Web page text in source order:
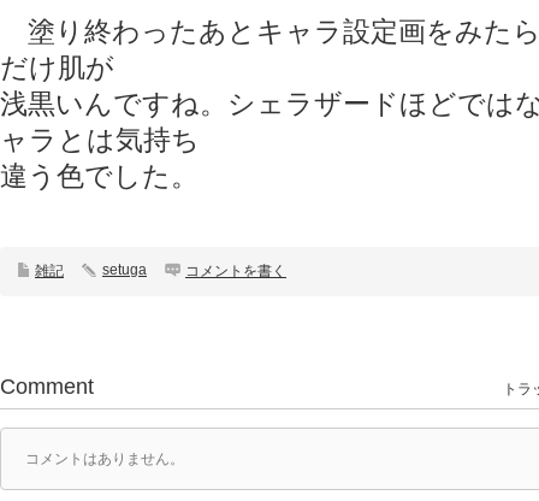
塗り終わったあとキャラ設定画をみた
だけ肌が
浅黒いんですね。シェラザードほどでは
ャラとは気持ち
違う色でした。
雑記 setuga コメントを書く
Comment トラ
コメントはありません。